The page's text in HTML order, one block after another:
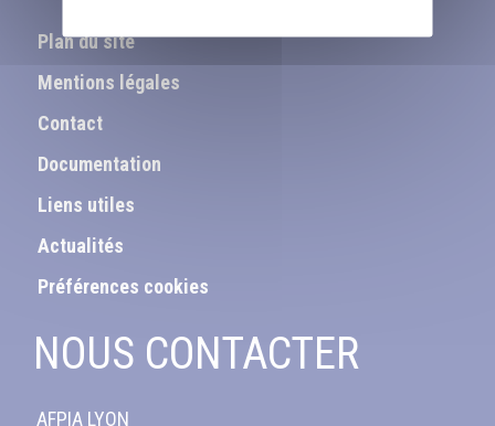
Plan du site
Mentions légales
Contact
Documentation
Liens utiles
Actualités
Préférences cookies
NOUS CONTACTER
AFPIA LYON